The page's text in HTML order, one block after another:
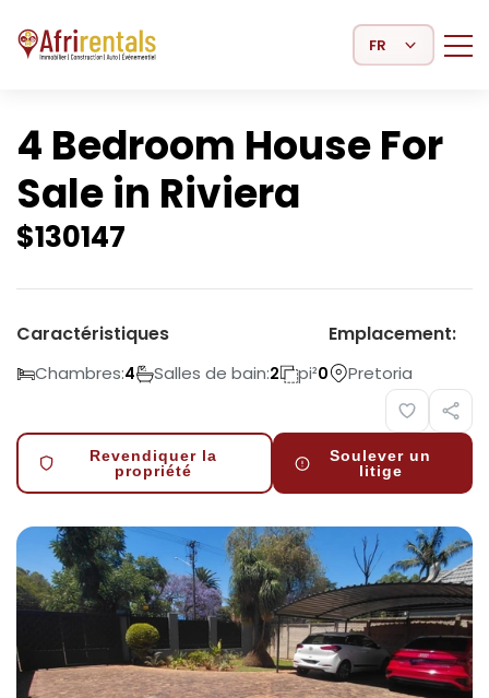
Select Language
4 Bedroom House For
Sale in Riviera
$130147
Caractéristiques
Chambres:4 Salles de bain:2 pi²0
Emplacement:
Pretoria
Revendiquer la
propriété
Soulever un
litige